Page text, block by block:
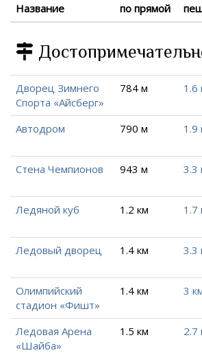
Название
по прямой
Дворец Зимнего
Спорта «Айсберг»
784 м 1.6
Автодром 790 м 1.9
Стена Чемпионов 943 м 3.3
Ледяной куб 1.2 км 1.7
Ледовый дворец 1.4 км 3.3
Олимпийский
стадион «Фишт»
1.4 км 3
Ледовая Арена
«Шайба»
1.5 км 2.7